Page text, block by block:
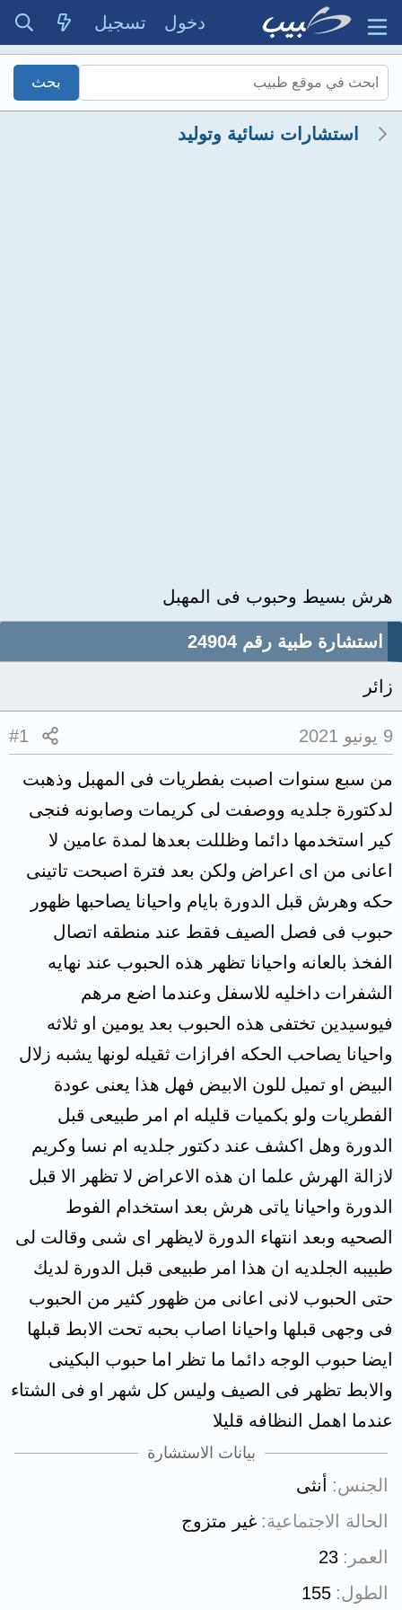
دخول تسجيل
استشارات نسائية وتوليد
هرش بسيط وحبوب فى المهبل
استشارة طبية رقم 24904
زائر
9 يونيو 2021 #1
من سبع سنوات اصبت بفطريات فى المهبل وذهبت
لدكتورة جلديه ووصفت لى كريمات وصابونه فنجى
كير استخدمها دائما وظللت بعدها لمدة عامين لا
اعانى من اى اعراض ولكن بعد فترة اصبحت تاتينى
حكه وهرش قبل الدورة بايام واحيانا يصاحبها ظهور
حبوب فى فصل الصيف فقط عند منطقه اتصال
الفخذ بالعانه واحيانا تظهر هذه الحبوب عند نهايه
الشفرات داخليه للاسفل وعندما اضع مرهم
فيوسيدين تختفى هذه الحبوب بعد يومين او ثلاثه
واحيانا يصاحب الحكه افرازات ثقيله لونها يشبه زلال
البيض او تميل للون الابيض فهل هذا يعنى عودة
الفطريات ولو بكميات قليله ام امر طبيعى قبل
الدورة وهل اكشف عند دكتور جلديه ام نسا وكريم
لازالة الهرش علما ان هذه الاعراض لا تظهر الا قبل
الدورة واحيانا ياتى هرش بعد استخدام الفوط
الصحيه وبعد انتهاء الدورة لايظهر اى شىى وقالت لى
طبيبه الجلديه ان هذا امر طبيعى قبل الدورة لديك
حتى الحبوب لانى اعانى من ظهور كثير من الحبوب
فى وجهى قبلها واحيانا اصاب بحبه تحت الابط قبلها
ايضا حبوب الوجه دائما ما تظر اما حبوب البكينى
والابط تظهر فى الصيف وليس كل شهر او فى الشتاء
عندما اهمل النظافه قليلا
بيانات الاستشارة
الجنس
أنثى
الحالة الاجتماعية غير متزوج
العمر
23
الطول 155